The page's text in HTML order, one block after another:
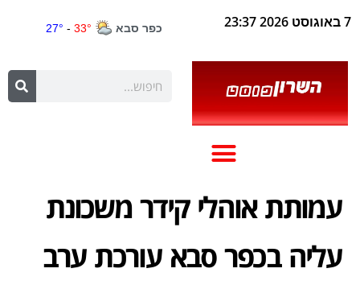
7 באוגוסט 2026 23:37
עמותת אוהלי קידר משכונת
עליה בכפר סבא עורכת ערב